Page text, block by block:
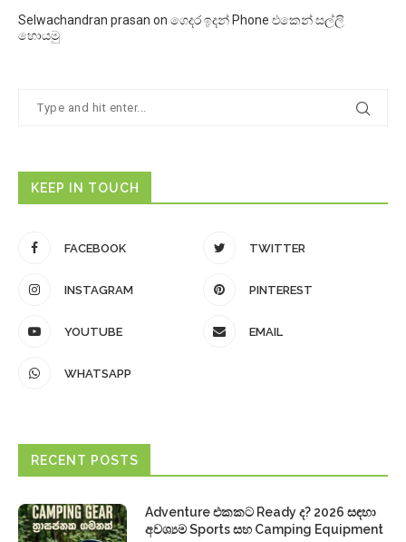
Selwachandran prasan on ගෙදර ඉදන් Phone එකෙන් සල්ලි
හොයමු
KEEP IN TOUCH
FACEBOOK TWITTER
INSTAGRAM PINTEREST
YOUTUBE EMAIL
WHATSAPP
RECENT POSTS
Adventure එකකට Ready ද? 2026 සඳහා
අවශ්‍යම Sports සහ Camping Equipment